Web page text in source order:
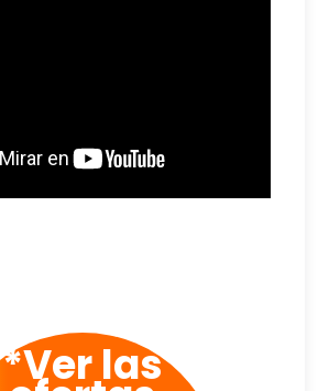
*Ver las